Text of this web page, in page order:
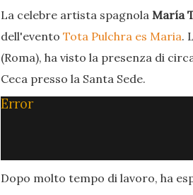
La celebre artista spagnola María
dell'evento Tota Pulchra es Maria.
(Roma), ha visto la presenza di
Ceca presso la Santa Sede.
Error
Dopo molto tempo di lavoro, ha